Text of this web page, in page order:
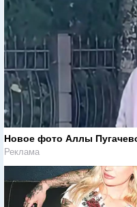
Новое фото Аллы
Реклама